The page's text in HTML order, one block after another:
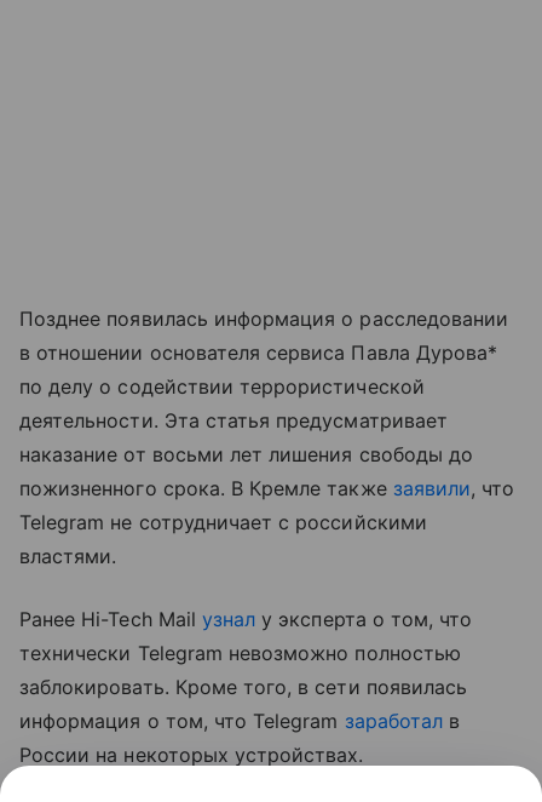
Позднее появилась информация о расследовании
в отношении основателя сервиса Павла Дурова*
по делу о содействии террористической
деятельности. Эта статья предусматривает
наказание от восьми лет лишения свободы до
пожизненного срока. В Кремле также заявили, что
Telegram не сотрудничает с российскими
властями.
Ранее Hi-Tech Mail узнал у эксперта о том, что
технически Telegram невозможно полностью
заблокировать. Кроме того, в сети появилась
информация о том, что Telegram заработалв
России на некоторых устройствах.